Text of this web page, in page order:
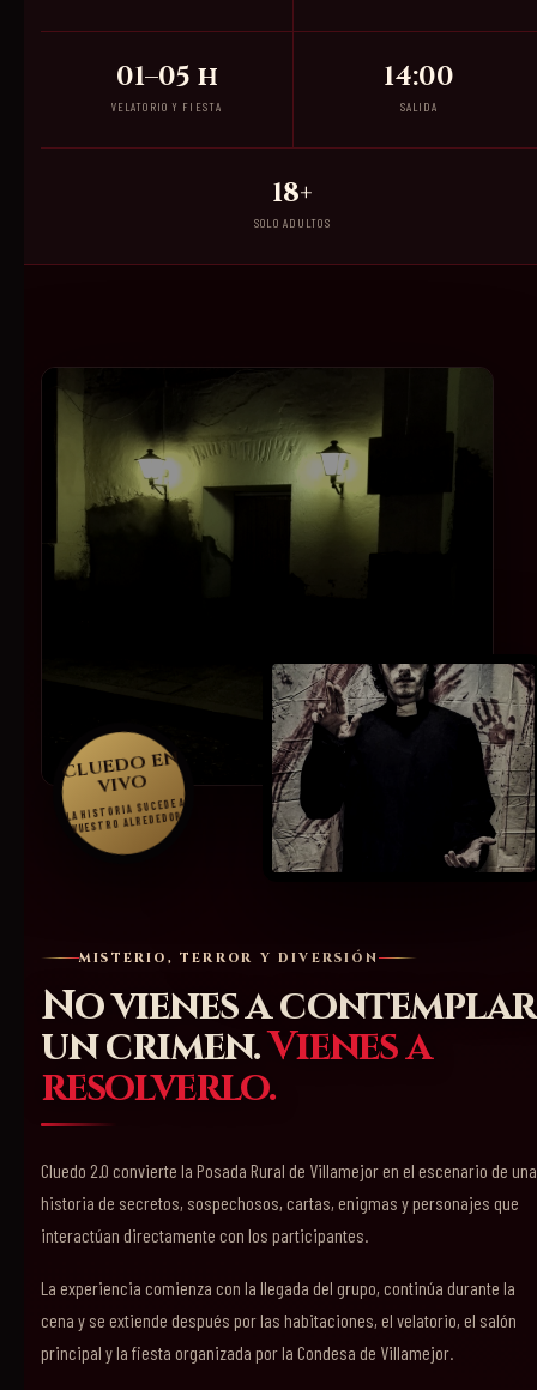
01–05 h
VELATORIO Y FIESTA
14:00
SALIDA
18+
SOLO ADULTOS
CLUEDO EN
VIVO
LA HISTORIA SUCEDE A
VUESTRO ALREDEDOR
MISTERIO, TERROR Y DIVERSIÓN
No vienes a contemplar
un crimen.Vienes a
resolverlo.
Cluedo 2.0 convierte la Posada Rural de Villamejor en el escenario de una
historia de secretos, sospechosos, cartas, enigmas y personajes que
interactúan directamente con los participantes.
La experiencia comienza con la llegada del grupo, continúa durante la
cena y se extiende después por las habitaciones, el velatorio, el salón
principal y la fiesta organizada por la Condesa de Villamejor.